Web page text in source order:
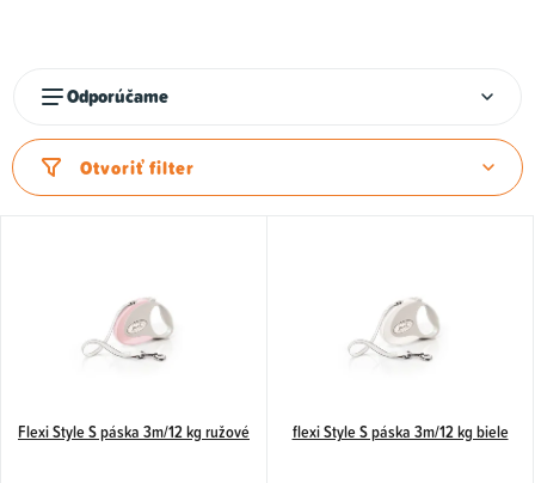
Otvoriť filter
d
e
d
Odporúčame
Flexi Style S páska 3m/12 kg ružové flexi Style S páska 3m/12 kg biele